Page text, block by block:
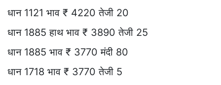
धान 1121 भाव ₹ 4220 तेजी 20
धान 1885 हाथ भाव ₹ 3890 तेजी 25
धान 1885 भाव ₹ 3770 मंदी 80
धान 1718 भाव ₹ 3770 तेजी 5